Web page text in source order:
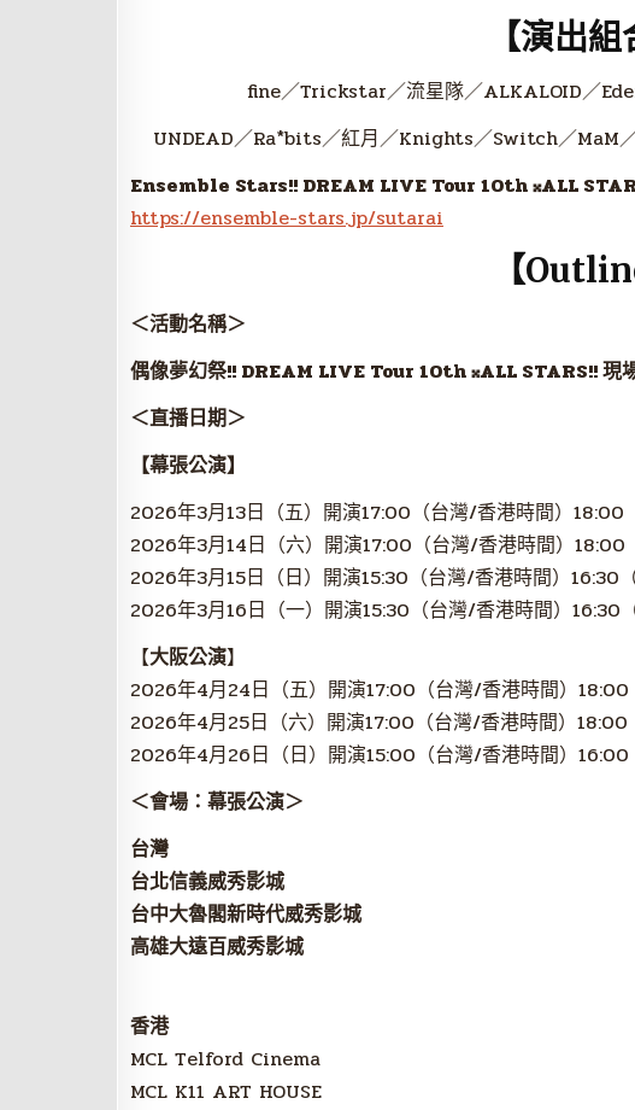
【演出組
fine／Trickstar／流星隊／ALKALOID／
UNDEAD／Ra*bits／紅月／Knights／Switch／MaM
Ensemble Stars!! DREAM LIVE Tour 10th 𝄪ALL
https://ensemble-stars.jp/sutarai
【
＜活動名稱＞
偶像夢幻祭!! DREAM LIVE Tour 10th𝄪ALL STARS!!現
＜直播日期＞
【幕張公演】
2026年3月13日（五）開演17:00（台灣/香港時間）18:00
2026年3月14日（六）開演17:00（台灣/香港時間）18:00
2026年3月15日（日）開演15:30（台灣/香港時間）16:30（
2026年3月16日（一）開演15:30（台灣/香港時間）16:30
【大阪公演】
2026年4月24日（五）開演17:00（台灣/香港時間）18:00
2026年4月25日（六）開演17:00（台灣/香港時間）18:00
2026年4月26日（日）開演15:00（台灣/香港時間）16:00
＜會場：幕張公演＞
台灣
台北信義威秀影城
台中大魯閣新時代威秀影城
高雄大遠百威秀影城
香港
MCL Telford Cinema
MCL K11 ART HOUSE